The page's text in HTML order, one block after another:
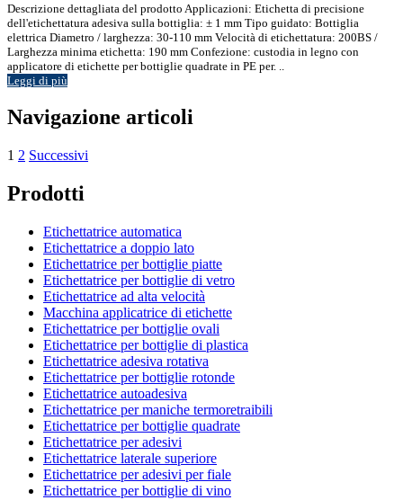
Descrizione dettagliata del prodotto Applicazioni: Etichetta di precisione
dell'etichettatura adesiva sulla bottiglia: ± 1 mm Tipo guidato: Bottiglia
elettrica Diametro / larghezza: 30-110 mm Velocità di etichettatura: 200BS /
Larghezza minima etichetta: 190 mm Confezione: custodia in legno con
applicatore di etichette per bottiglie quadrate in PE per. ..
Leggi di più
Navigazione articoli
1 2 Successivi
Prodotti
Etichettatrice automatica
Etichettatrice a doppio lato
Etichettatrice per bottiglie piatte
Etichettatrice per bottiglie di vetro
Etichettatrice ad alta velocità
Macchina applicatrice di etichette
Etichettatrice per bottiglie ovali
Etichettatrice per bottiglie di plastica
Etichettatrice adesiva rotativa
Etichettatrice per bottiglie rotonde
Etichettatrice autoadesiva
Etichettatrice per maniche termoretraibili
Etichettatrice per bottiglie quadrate
Etichettatrice per adesivi
Etichettatrice laterale superiore
Etichettatrice per adesivi per fiale
Etichettatrice per bottiglie di vino